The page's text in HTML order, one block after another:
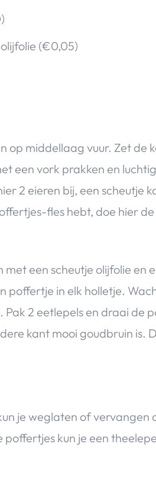
(€0,05)
op middellaag vuur. Zet de
een vork prakken en
2 eieren bij, een scheutje
fles hebt, doe hier
een scheutje olijfolie en
poffertje in elk holletje.
Pak 2 eetlepels en draai de
kant mooi goudbruin is.
je weglaten of
poffertjes kun je een